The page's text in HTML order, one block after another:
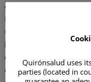
causas posibles. Por
Hincapié
Quirónsalud San José
lagrimeo u ojos
oftalmólogo para
exhaustivay
Quirónsalud uses
parties (located in